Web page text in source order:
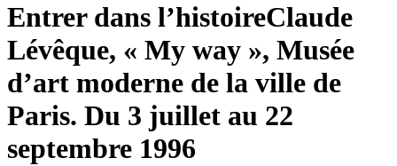
Entrer dans l’histoireClaude
Lévêque, « My way », Musée
d’art moderne de la ville de
Paris. Du 3 juillet au 22
septembre 1996